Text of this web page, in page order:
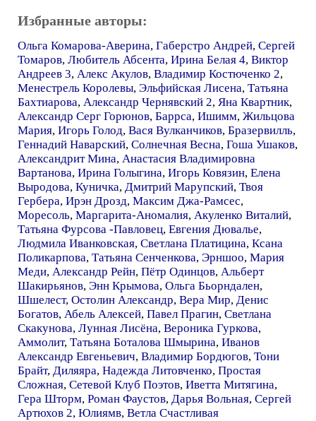
Избранные авторы:
Ольга Комарова-Аверина, Габерстро Андрей, Сергей
Томаров, Любитель Абсента, Ирина Белая 4, Виктор
Андреев 3, Алекс Акулов, Владимир Костюченко 2,
Менестрель Королевы, Эльфийская Лисена, Татьяна
Бахтиарова, Александр Чернявский 2, Яна Квартник,
Александр Серг Горюнов, Баррса, Ишимм, Жильцова
Мария, Игорь Голод, Вася Вулканчиков, Бразервилль,
Геннадий Наварский, Солнечная Весна, Гоша Ушаков,
Александрит Мина, Анастасия Владимировна
Вартанова, Ирина Голыгина, Игорь Ковязин, Елена
Выродова, Куничка, Дмитрий Марупский, Твоя
Гербера, Ирэн Дрозд, Максим Джа-Рамсес,
Моресоль, Маргарита-Аномалия, Акуленко Виталий,
Татьяна Фурсова -Павловец, Евгения Дювалье,
Людмила Иванковская, Светлана Платицина, Ксана
Поликарпова, Татьяна Сенченкова, Эрншоо, Мария
Меди, Александр Рейн, Пётр Одинцов, Альберт
Шакирьянов, Энн Крымова, Ольга Бьорндален,
Шшелест, Остолин Александр, Вера Мир, Денис
Богатов, Абель Алексей, Павел Прагин, Светлана
Скакунова, Лунная Лисёна, Вероника Гуркова,
Аммолит, Татьяна Боталова Шмырина, Иванов
Александр Евгеньевич, Владимир Бордюгов, Тони
Брайт, Диляяра, Надежда Литовченко, Простая
Сложная, Сетевой Клуб Поэтов, Иветта Митягина,
Гера Шторм, Роман Фаустов, Дарья Вольная, Сергей
Артюхов 2, Юлиямв, Ветла Счастливая